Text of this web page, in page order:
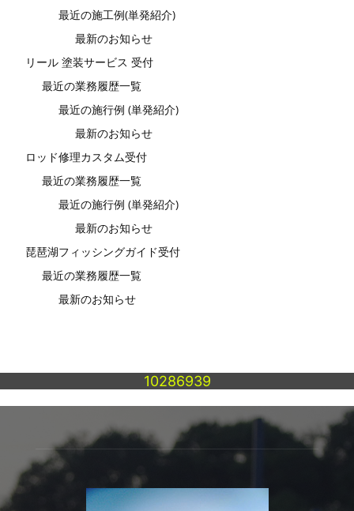
最近の施工例(単発紹介)
最新のお知らせ
リール 塗装サービス 受付
最近の業務履歴一覧
最近の施行例 (単発紹介)
最新のお知らせ
ロッド修理カスタム受付
最近の業務履歴一覧
最近の施行例 (単発紹介)
最新のお知らせ
琵琶湖フィッシングガイド受付
最近の業務履歴一覧
最新のお知らせ
10286939